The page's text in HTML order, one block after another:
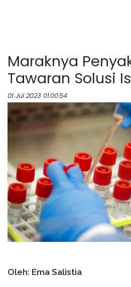
Maraknya
Tawaran Solusi
01 Jul 2023 01:00:54
Oleh: Ema Salistia